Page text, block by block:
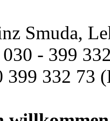
Smuda,
- 399
399 332 73